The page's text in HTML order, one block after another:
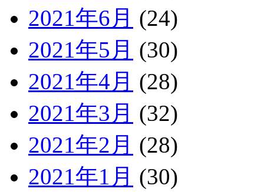
2021年6月 (24)
2021年5月 (30)
2021年4月 (28)
2021年3月 (32)
2021年2月 (28)
2021年1月 (30)